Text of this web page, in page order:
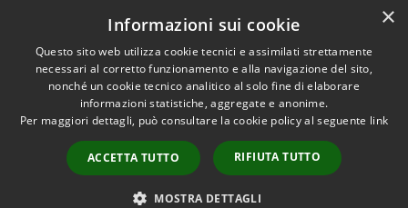
Whistleblowing-segnalazione illeciti
Accessibilità
Copyright © 2026 • Comune di
Torre d'Isola • Powered by
Municipium•
Accesso
redazione
×
Informazioni sui cookie
Questo sito web utilizza cookie tecnici e assimilati strettamente
necessari al corretto funzionamento e alla navigazione del sito,
nonché un cookie tecnico analitico al solo fine di elaborare
informazioni statistiche, aggregate e anonime.
Per maggiori dettagli, può consultare la cookie policy al seguente link
ACCETTA TUTTO RIFIUTA TUTTO
MOSTRA DETTAGLI